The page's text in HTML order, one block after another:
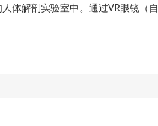
体解剖实验室中。通过VR眼镜（自